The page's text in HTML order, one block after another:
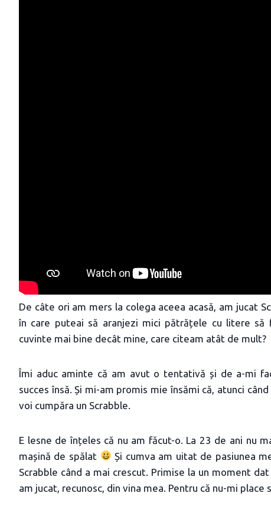
De câte ori am mers la colega aceea acasă, am jucat
în care puteai să aranjezi mici pătrățele cu litere să
cuvinte mai bine decât mine, care citeam atât de mult?
Îmi aduc aminte că am avut o tentativă și de a-mi
succes însă. Și mi-am promis mie însămi că, atunci
voi cumpăra un Scrabble.
E lesne de înțeles că nu am făcut-o. La 23 de ani nu
mașină de spălat
Și cumva am uitat de pasiunea
Scrabble când a mai crescut. Primise la un moment
am jucat, recunosc, din vina mea. Pentru că nu-mi place